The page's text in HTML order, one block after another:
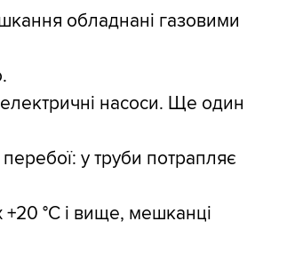
обладнані газовими
електричні насоси. Ще один
у труби потрапляє
+20 °С і вище, мешканці